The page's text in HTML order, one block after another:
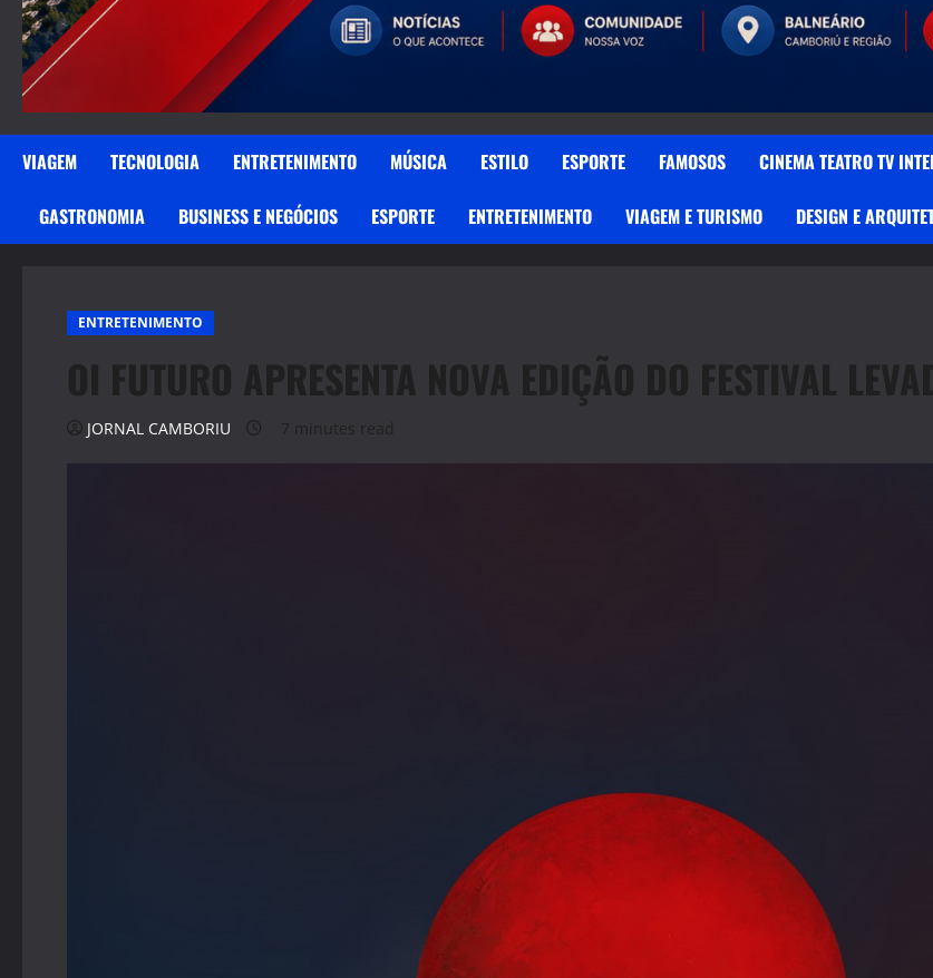
VIAGEM TECNOLOGIA ENTRETENIMENTO MÚSICA ESTILO ESPORTE FAMOSOS CINEMA TEATRO TV
GASTRONOMIA BUSINESS E NEGÓCIOS ESPORTE ENTRETENIMENTO VIAGEM E TURISMO DESIGN E
ENTRETENIMENTO
OI FUTURO APRESENTA NOVA EDIÇÃO DO FESTIVAL
JORNAL CAMBORIU 7 minutes read